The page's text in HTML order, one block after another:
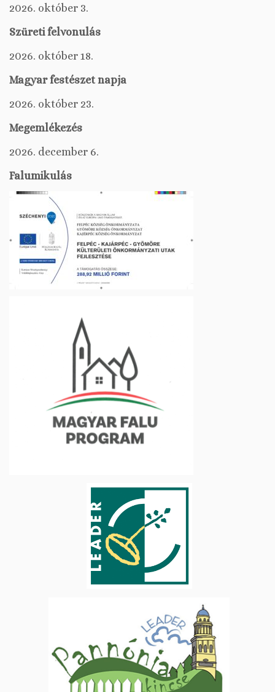
2026. október 3.
Szüreti felvonulás
2026. október 18.
Magyar festészet napja
2026. október 23.
Megemlékezés
2026. december 6.
Falumikulás